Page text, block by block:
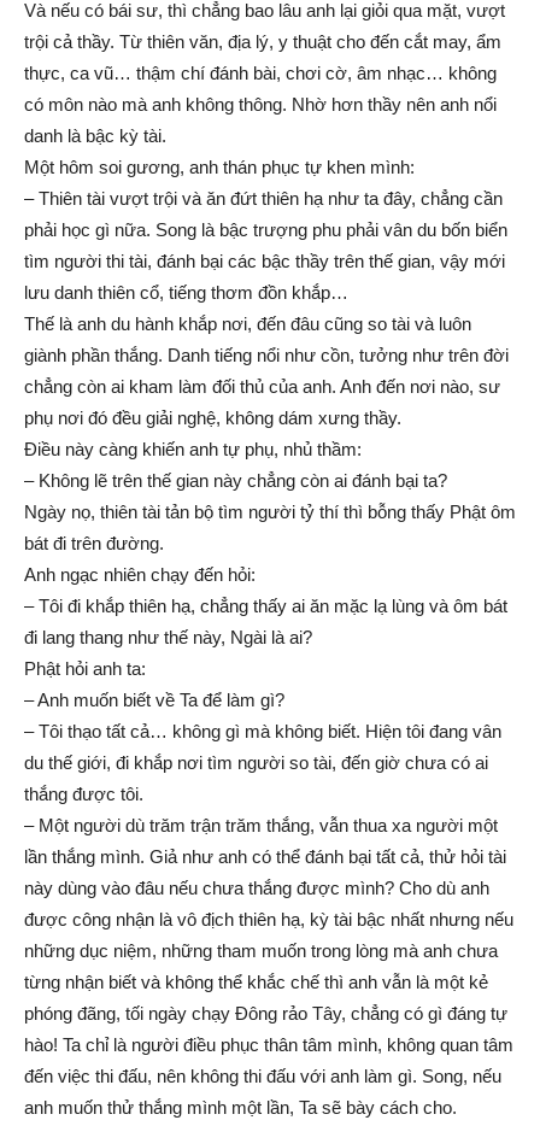
Và nếu có bái sư, thì chẳng bao lâu anh lại giỏi qua mặt, vượt
trội cả thầy. Từ thiên văn, địa lý, y thuật cho đến cắt may, ẩm
thực, ca vũ… thậm chí đánh bài, chơi cờ, âm nhạc… không
có môn nào mà anh không thông. Nhờ hơn thầy nên anh nổi
danh là bậc kỳ tài.
Một hôm soi gương, anh thán phục tự khen mình:
– Thiên tài vượt trội và ăn đứt thiên hạ như ta đây, chẳng cần
phải học gì nữa. Song là bậc trượng phu phải vân du bốn biển
tìm người thi tài, đánh bại các bậc thầy trên thế gian, vậy mới
lưu danh thiên cổ, tiếng thơm đồn khắp…
Thế là anh du hành khắp nơi, đến đâu cũng so tài và luôn
giành phần thắng. Danh tiếng nổi như cồn, tưởng như trên đời
chẳng còn ai kham làm đối thủ của anh. Anh đến nơi nào, sư
phụ nơi đó đều giải nghệ, không dám xưng thầy.
Điều này càng khiến anh tự phụ, nhủ thầm:
– Không lẽ trên thế gian này chẳng còn ai đánh bại ta?
Ngày nọ, thiên tài tản bộ tìm người tỷ thí thì bỗng thấy Phật ôm
bát đi trên đường.
Anh ngạc nhiên chạy đến hỏi:
– Tôi đi khắp thiên hạ, chẳng thấy ai ăn mặc lạ lùng và ôm bát
đi lang thang như thế này, Ngài là ai?
Phật hỏi anh ta:
– Anh muốn biết về Ta để làm gì?
– Tôi thạo tất cả… không gì mà không biết. Hiện tôi đang vân
du thế giới, đi khắp nơi tìm người so tài, đến giờ chưa có ai
thắng được tôi.
– Một người dù trăm trận trăm thắng, vẫn thua xa người một
lần thắng mình. Giả như anh có thể đánh bại tất cả, thử hỏi tài
này dùng vào đâu nếu chưa thắng được mình? Cho dù anh
được công nhận là vô địch thiên hạ, kỳ tài bậc nhất nhưng nếu
những dục niệm, những tham muốn trong lòng mà anh chưa
từng nhận biết và không thể khắc chế thì anh vẫn là một kẻ
phóng đãng, tối ngày chạy Đông rảo Tây, chẳng có gì đáng tự
hào! Ta chỉ là người điều phục thân tâm mình, không quan tâm
đến việc thi đấu, nên không thi đấu với anh làm gì. Song, nếu
anh muốn thử thắng mình một lần, Ta sẽ bày cách cho.